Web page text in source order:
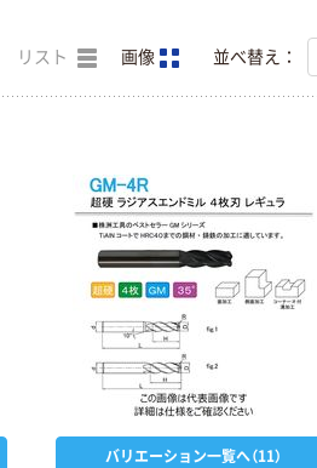
リスト 画像 並べ替え：
バリエーション一覧へ（11）